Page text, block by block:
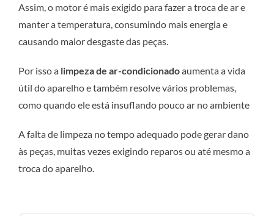
Assim, o motor é mais exigido para fazer a troca de ar e
manter a temperatura, consumindo mais energia e
causando maior desgaste das peças.
Por isso a limpeza de ar-condicionadoaumenta a vida
útil do aparelho e também resolve vários problemas,
como quando ele está insuflando pouco ar no ambiente
A falta de limpeza no tempo adequado pode gerar dano
às peças, muitas vezes exigindo reparos ou até mesmo a
troca do aparelho.